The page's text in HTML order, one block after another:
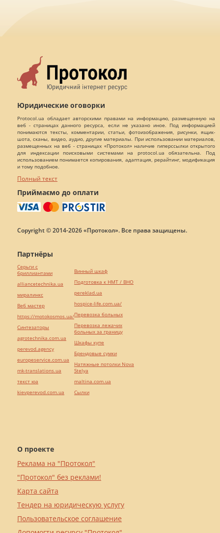
Юридические оговорки
Protocol.ua обладает авторскими правами на информацию, размещенную на
веб - страницах данного ресурса, если не указано иное. Под информацией
понимаются тексты, комментарии, статьи, фотоизображения, рисунки, ящик-
шота, сканы, видео, аудио, другие материалы. При использовании материалов,
размещенных на веб - страницах «Протокол» наличие гиперссылки открытого
для индексации поисковыми системами на protocol.ua обязательна. Под
использованием понимается копирования, адаптация, рерайтинг, модификация
и тому подобное.
Полный текст
Приймаємо до оплати
Copyright © 2014-2026 «Протокол». Все права защищены.
О проекте
Реклама на "Протокол"
"Протокол" без реклами!
Карта сайта
Тендер на юридическую услугу
Пользовательское соглашение
Партнёры
Серьги с
бриллиантами
alliancetechnika.ua
миралинкс
Веб мастер
https://motokosmos.ua/
Синтезаторы
agrotechnika.com.ua
perevod.agency
europeservice.com.ua
mk-translations.ua
текст юа
kievperevod.com.ua
Винный шкаф
Подготовка к НМТ / ВНО
pereklad.ua
hospice-life.com.ua/
Перевозка больных
Перевозка лежачих
больных за границу
Шкафы купе
Брендовые сумки
Натяжные потолки Nova
Stelya
maltina.com.ua
Cылки